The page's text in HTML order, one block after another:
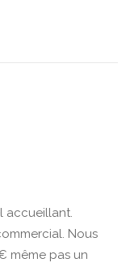
accueillant.
Nous
même pas un